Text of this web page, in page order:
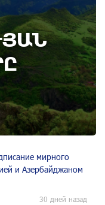
иск ААЦ
мирного
и Азербайджаном
30 дней назад